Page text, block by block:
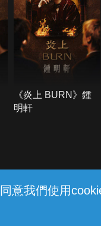
意我們使用
《炎上 BURN》鍾
明軒